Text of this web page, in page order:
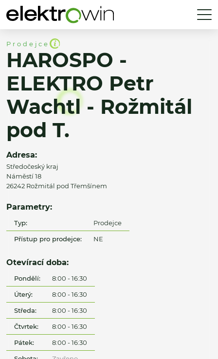
Prodejce
HAROSPO -
ELEKTRO Petr
Wachtl - Rožmitál
pod T.
Adresa:
Středočeský kraj
Náměstí 18
26242 Rožmitál pod Třemšínem
Parametry:
Typ: Prodejce
Přístup pro prodejce: NE
Otevírací doba:
Pondělí: 8:00 - 16:30
Úterý: 8:00 - 16:30
Středa: 8:00 - 16:30
Čtvrtek: 8:00 - 16:30
Pátek: 8:00 - 16:30